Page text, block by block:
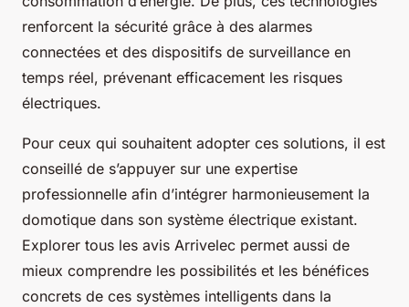
renforcent la sécurité grâce à des alarmes
connectées et des dispositifs de surveillance en
temps réel, prévenant efficacement les risques
électriques.
Pour ceux qui souhaitent adopter ces solutions, il est
conseillé de s’appuyer sur une expertise
professionnelle afin d’intégrer harmonieusement la
domotique dans son système électrique existant.
Explorer tous les avis Arrivelec permet aussi de
mieux comprendre les possibilités et les bénéfices
concrets de ces systèmes intelligents dans la